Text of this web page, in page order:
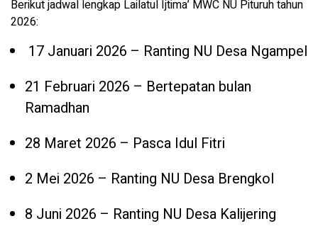
Berikut jadwal lengkap Lailatul Ijtima’ MWC NU Pituruh tahun
2026:
17 Januari 2026 – Ranting NU Desa Ngampel
21 Februari 2026 – Bertepatan bulan
Ramadhan
28 Maret 2026 – Pasca Idul Fitri
2 Mei 2026 – Ranting NU Desa Brengkol
8 Juni 2026 – Ranting NU Desa Kalijering